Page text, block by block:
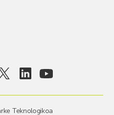
Teknologikoa